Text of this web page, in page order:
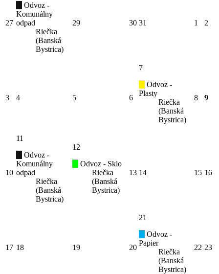
27
Odvoz -
Komunálny
odpad
Riečka
(Banská
Bystrica)
29 30 31 1 2
3 4 5 6
7
Odvoz -
Plasty
Riečka
(Banská
Bystrica)
8 9
10
11
Odvoz -
Komunálny
odpad
Riečka
(Banská
Bystrica)
12
Odvoz - Sklo
Riečka
(Banská
Bystrica)
13 14 15 16
17 18 19 20
21
Odvoz -
Papier
Riečka
(Banská
Bystrica)
22 23